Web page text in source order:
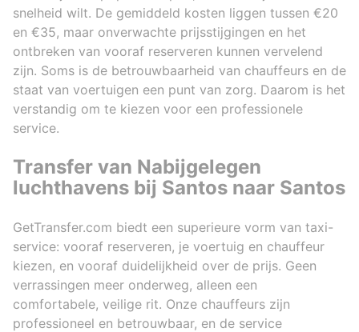
snelheid wilt. De gemiddeld kosten liggen tussen €20
en €35, maar onverwachte prijsstijgingen en het
ontbreken van vooraf reserveren kunnen vervelend
zijn. Soms is de betrouwbaarheid van chauffeurs en de
staat van voertuigen een punt van zorg. Daarom is het
verstandig om te kiezen voor een professionele
service.
Transfer van Nabijgelegen
luchthavens bij Santos naar Santos
GetTransfer.com biedt een superieure vorm van taxi-
service: vooraf reserveren, je voertuig en chauffeur
kiezen, en vooraf duidelijkheid over de prijs. Geen
verrassingen meer onderweg, alleen een
comfortabele, veilige rit. Onze chauffeurs zijn
professioneel en betrouwbaar, en de service